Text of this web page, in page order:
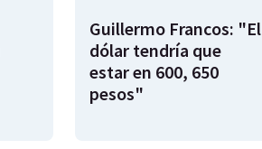
Guillermo Francos: "El
dólar tendría que
estar en 600, 650
pesos"